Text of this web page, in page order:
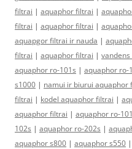
filtrai | aquaphor filtrai |
filtrai | aquaphor filtrai |
aquapgor filtrai ir nauda |
filtrai | aquaphor filtrai |
aquaphor ro-101s | aquaphor ro-
s1000 | namui ir biurui aquaphor
filtrai | kodel aquaphor filtrai |
aquaphor filtrai | aquaphor ro-
102s | aquaphor ro-202s |
aquaphor s800 | aquaphor s550 |